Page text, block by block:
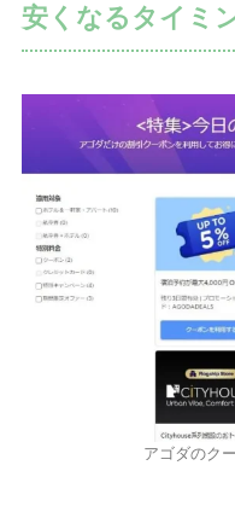
安くなるタイミ
アゴダのク